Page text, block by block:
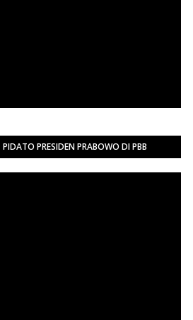
PIDATO PRESIDEN PRABOWO DI PBB